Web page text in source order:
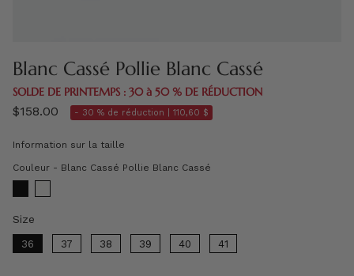
Blanc Cassé Pollie Blanc Cassé
SOLDE DE PRINTEMPS : 30 à 50 % DE RÉDUCTION
$158.00 - 30 % de réduction | 110,60 $
Information sur la taille
Couleur - Blanc Cassé Pollie Blanc Cassé
Size
36 37 38 39 40 41